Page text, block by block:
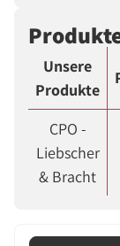
Unsere
Produkte
CPO -
Liebscher
& Bracht